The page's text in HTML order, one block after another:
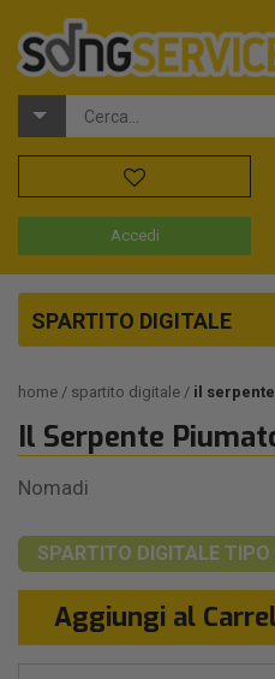
Accedi
SPARTITO DIGITALE
home spartito digitale il
Il Serpente
Nomadi
SPARTITO DIGITALE TIPO
Aggiungi al